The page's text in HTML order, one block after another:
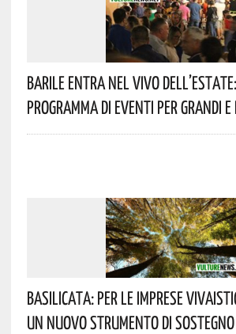
Barile Entra Nel Vivo Dell’estate:
Programma Di Eventi Per Grandi E
Basilicata: Per Le Imprese
Un Nuovo Strumento Di